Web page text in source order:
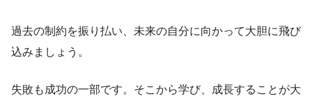
過去の制約を振り払い、未来の自分に向かって大胆に飛び
込みましょう。
失敗も成功の一部です。そこから学び、成長することが大